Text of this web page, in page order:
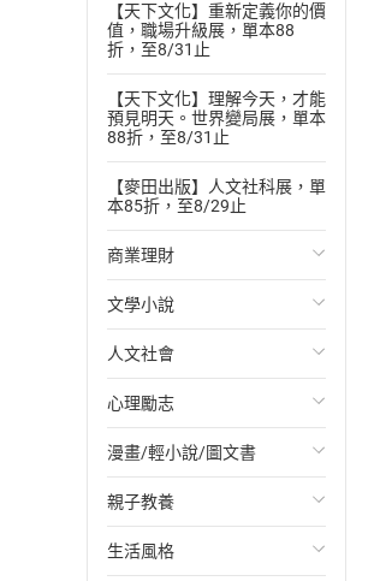
【天下文化】重新定義你的價
值，職場升級展，單本88
折，至8/31止
【天下文化】理解今天，才能
預見明天。世界變局展，單本
88折，至8/31止
【麥田出版】人文社科展，單
本85折，至8/29止
商業理財
投資理財
經濟/趨勢
財務/金融
管理/領導
職場工作術
成功法
文學小說
歐美文學
日本文學
韓國文學
華文文學
經典文學
人文社會
國際關係
政治
社會科學
台灣/中國歷史
心理勵志
心靈成長/情緒
人際關係
兩性關係
漫畫/輕小說/圖文書
輕小說
奇幻/科幻
親子教養
教育現場
生活風格